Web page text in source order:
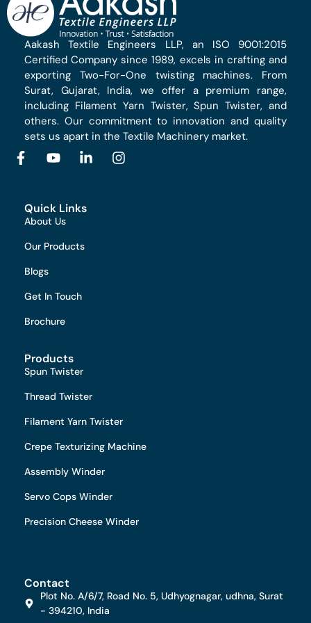
Aakash Textile Engineers LLP, an ISO 9001:2015
Certified Company since 1989, excels in crafting and
exporting Two-For-One twisting machines. From
Surat, Gujarat, India, we offer a premium range,
including Filament Yarn Twister, Spun Twister, and
others. Our commitment to innovation and quality
sets us apart in the Textile Machinery market.
Quick Links
About Us
Our Products
Blogs
Get In Touch
Brochure
Products
Spun Twister
Thread Twister
Filament Yarn Twister
Crepe Texturizing Machine
Assembly Winder
Servo Cops Winder
Precision Cheese Winder
Contact
Plot No. A/6/7, Road No. 5, Udhyognagar, udhna, Surat
- 394210, India